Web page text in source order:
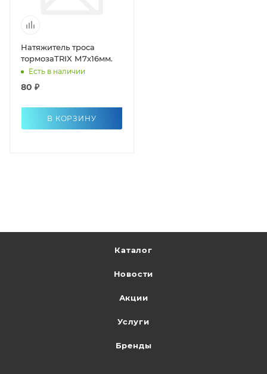
Натяжитель троса
тормозаTRIX М7х16мм.
Есть в наличии
80 ₽
В КОРЗИНУ
Каталог
Новости
Акции
Услуги
Бренды